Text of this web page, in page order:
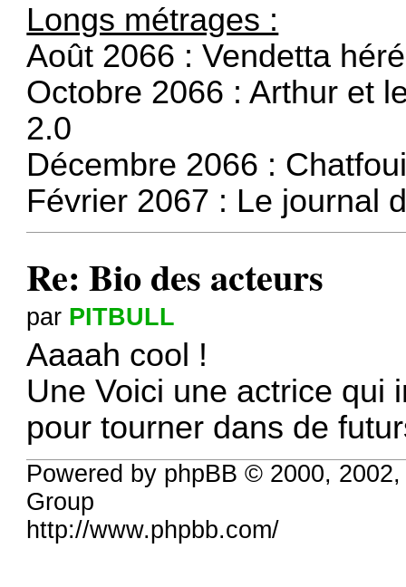
Longs métrages :
Août 2066 :Vendetta
Octobre 2066 :Arthur et
2.0
Décembre 2066 :
Février 2067 : Le journal
Re: Bio des acteurs
par PITBULL
Aaaah cool !
Une Voici une actrice qui
pour tourner dans de
Powered by phpBB © 2000,
Group
http://www.phpbb.com/